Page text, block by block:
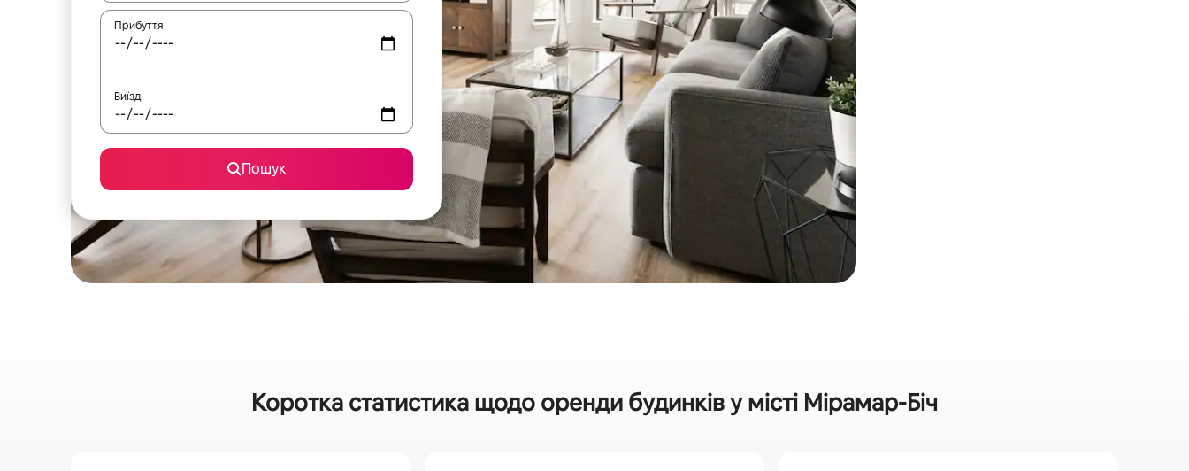
Прибуття
Виїзд
Пошук
Коротка статистика щодо оренди будинків у місті Мірамар-Біч